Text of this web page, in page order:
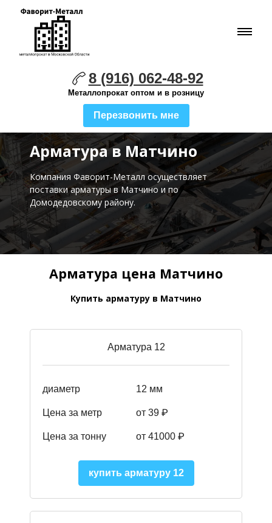
8 (916) 062-48-92
Металлопрокат оптом и в розницу
Перезвонить мне
Арматура в Матчино
Компания Фаворит-Металл осуществляет
поставкиарматуры в Матчино и по
Домодедовскому району.
Арматура цена Матчино
Купить арматуру в Матчино
Арматура 12
диаметр 12 мм
Цена за метр от 39 ₽
Цена за тонну от 41000 ₽
купить арматуру 12